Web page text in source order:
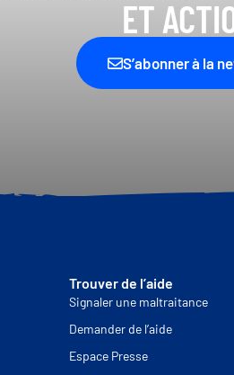
ET
S’abonner à la
Trouver de l’aide
Signaler une maltraitance
Demander de l’aide
Espace Presse